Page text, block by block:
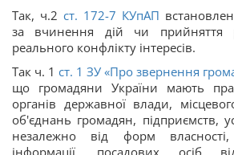
Так, ч.2 ст. 172-7 КУпАП
за вчинення дій чи прийняття
реального конфлікту інтересів.
Так ч. 1 ст. 1 ЗУ «Про звернення
що громадяни України мають
органів державної влади,
об'єднань громадян, підприємств,
незалежно від форм власності,
інформації, посадових осіб